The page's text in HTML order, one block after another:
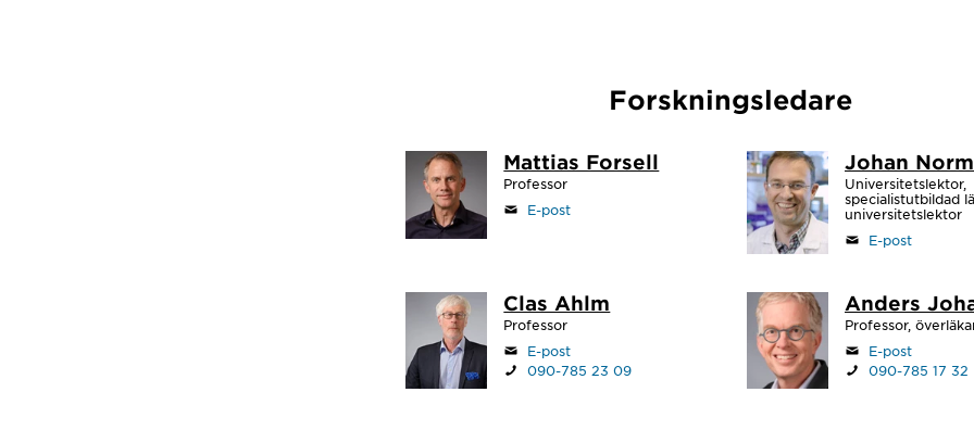
Forskningsledare
Mattias Forsell
Professor
E-post
Johan
Universitetslektor,
specialistutbildad
universitetslektor
E-post
Clas Ahlm
Professor
E-post
090-785 23 09
Anders
Professor,
E-post
090-785 17 32